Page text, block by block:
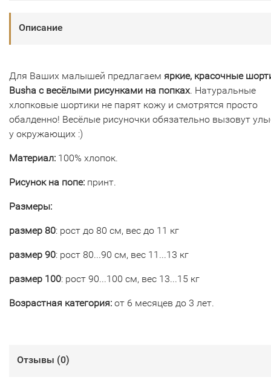
Описание
Для Ваших малышей предлагаем яркие, красочные
Busha с весёлыми рисунками на попках. Натуральные
хлопковые шортики не парят кожу и смотрятся просто
обалденно! Весёлые рисуночки обязательно вызовут
у окружающих :)
Материал: 100% хлопок.
Рисунок на попе: принт.
Размеры:
размер 80: рост до 80 см, вес до 11 кг
размер 90: рост 80...90 см, вес 11...13 кг
размер 100: рост 90...100 см, вес 13...15 кг
Возрастная категория: от 6 месяцев до 3 лет.
Отзывы (0)